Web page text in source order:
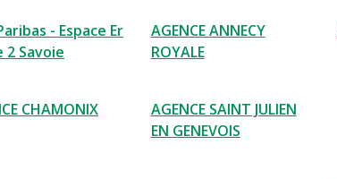
- Espace Er
2 Savoie
AGENCE ANNECY
ROYALE
CHAMONIX
AGENCE SAINT JULIEN
EN GENEVOIS